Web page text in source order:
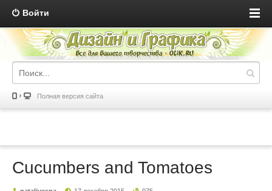
Войти
Полная версия сайта
Cucumbers and Tomatoes